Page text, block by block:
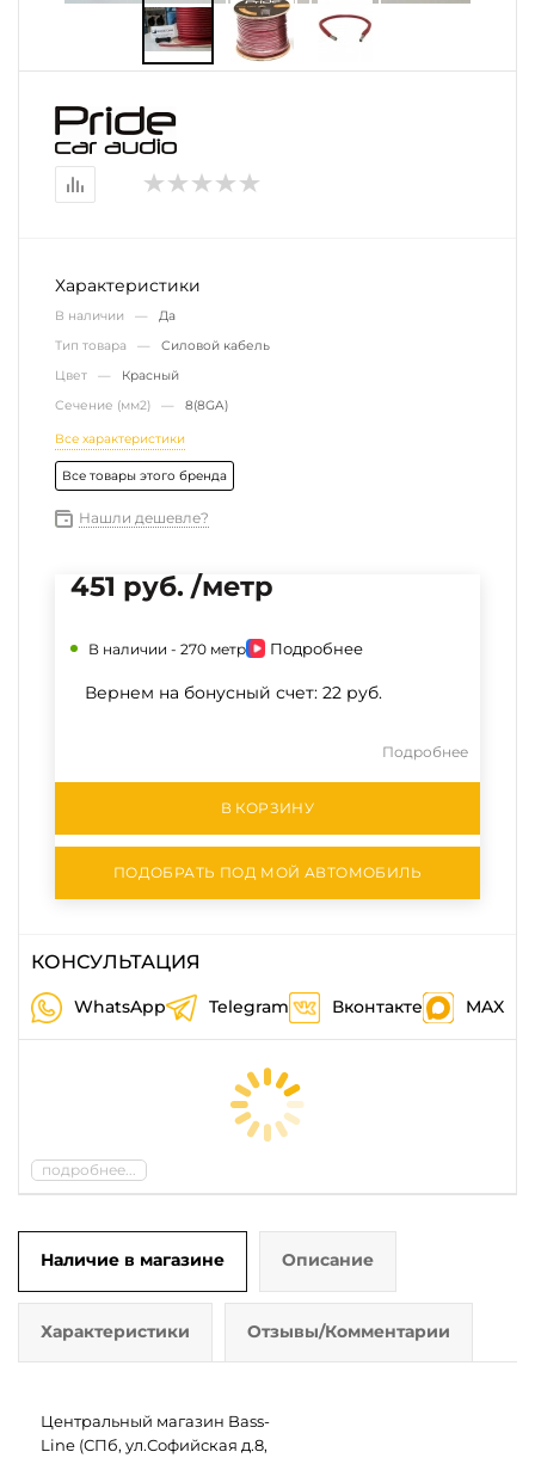
Характеристики
В наличии — Да
Тип товара — Силовой кабель
Цвет — Красный
Сечение (мм2) — 8(8GA)
Все характеристики
Все товары этого бренда
Нашли дешевле?
451 руб. /метр
В наличии - 270 метр Подробнее
Вернем на бонусный счет: 22 руб.
Подробнее
В КОРЗИНУ
ПОДОБРАТЬ ПОД МОЙ АВТОМОБИЛЬ
КОНСУЛЬТАЦИЯ
WhatsApp Telegram Вконтакте MAX
подробнее...
Наличие в магазине Описание
Характеристики Отзывы/Комментарии
Центральный магазин Bass-
Line (СПб, ул.Софийская д.8,